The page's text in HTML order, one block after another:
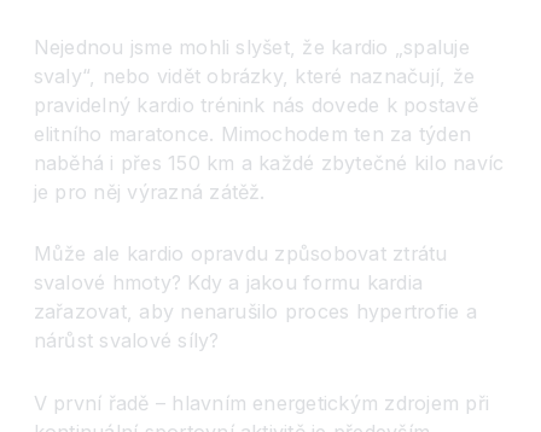
Nejednou jsme mohli slyšet, že kardio „spaluje
svaly“, nebo vidět obrázky, které naznačují, že
pravidelný kardio trénink nás dovede k postavě
elitního maratonce. Mimochodem ten za týden
naběhá i přes 150 km a každé zbytečné kilo navíc
je pro něj výrazná zátěž.
Může ale kardio opravdu způsobovat ztrátu
svalové hmoty? Kdy a jakou formu kardia
zařazovat, aby nenarušilo proces hypertrofie a
nárůst svalové síly?
V první řadě – hlavním energetickým zdrojem při